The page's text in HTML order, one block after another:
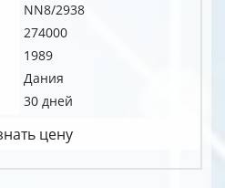
NN8/2938
274000
1989
Дания
30 дней
цену